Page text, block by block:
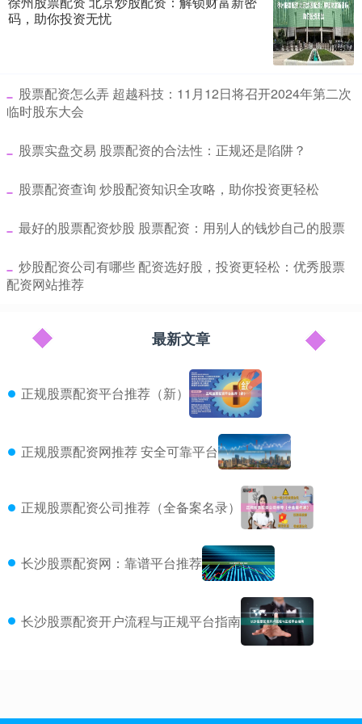
码，助你投资无忧
​股票配资怎么弄 超越科技：11月12日将召开2024年第二次
临时股东大会
​股票实盘交易 股票配资的合法性：正规还是陷阱？
​股票配资查询 炒股配资知识全攻略，助你投资更轻松
​最好的股票配资炒股 股票配资：用别人的钱炒自己的股票
​炒股配资公司有哪些 配资选好股，投资更轻松：优秀股票
配资网站推荐
最新文章
正规股票配资平台推荐（新）
正规股票配资网推荐 安全可靠平台
正规股票配资公司推荐（全备案名录）
长沙股票配资网：靠谱平台推荐
长沙股票配资开户流程与正规平台指南